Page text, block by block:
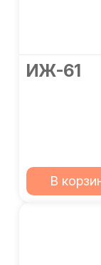
ИЖ-61
В